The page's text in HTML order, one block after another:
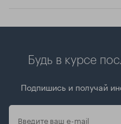
Будь в курсе
Подпишись и получай